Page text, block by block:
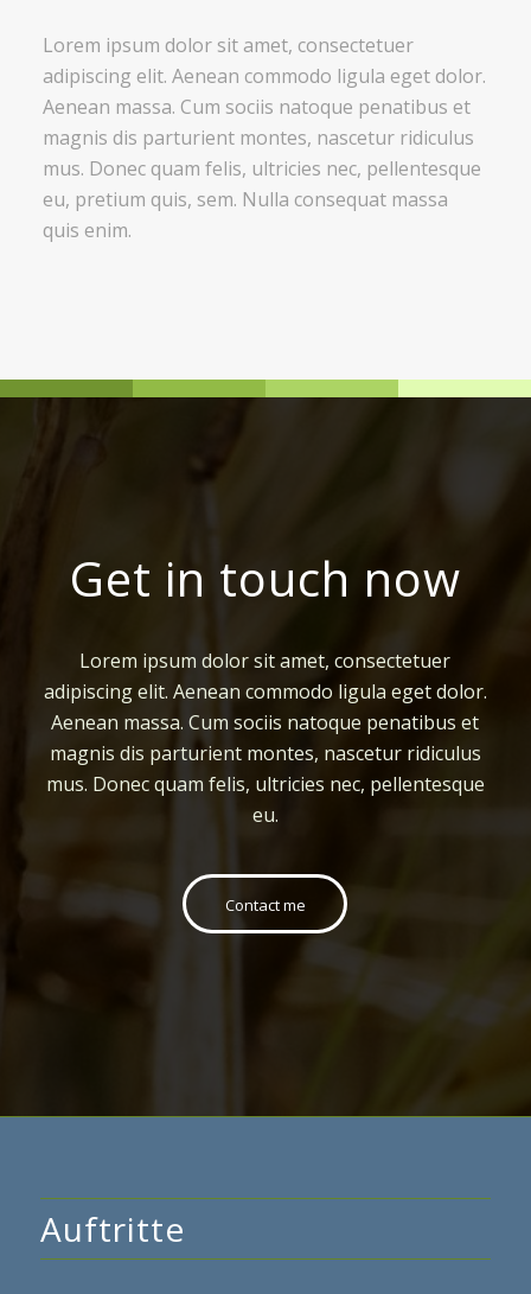
Lorem ipsum dolor sit amet, consectetuer
adipiscing elit. Aenean commodo ligula eget dolor.
Aenean massa. Cum sociis natoque penatibus et
magnis dis parturient montes, nascetur ridiculus
mus. Donec quam felis, ultricies nec, pellentesque
eu, pretium quis, sem. Nulla consequat massa
quis enim.
Get in touch now
Lorem ipsum dolor sit amet, consectetuer
adipiscing elit. Aenean commodo ligula eget dolor.
Aenean massa. Cum sociis natoque penatibus et
magnis dis parturient montes, nascetur ridiculus
mus. Donec quam felis, ultricies nec, pellentesque
eu.
Contact me
Auftritte